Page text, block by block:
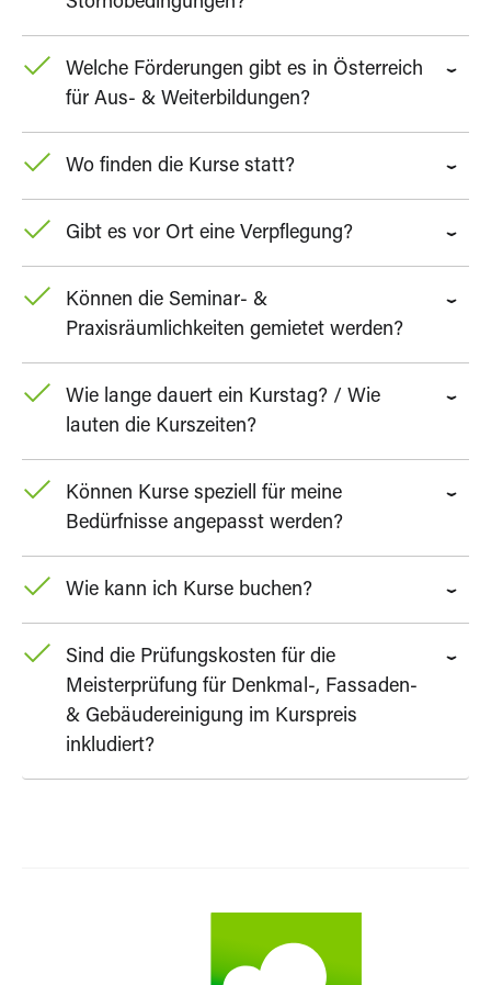
Welche Förderungen gibt es in Österreich
für Aus- & Weiterbildungen?
Wo finden die Kurse statt?
Gibt es vor Ort eine Verpflegung?
Können die Seminar- &
Praxisräumlichkeiten gemietet werden?
Wie lange dauert ein Kurstag? / Wie
lauten die Kurszeiten?
Können Kurse speziell für meine
Bedürfnisse angepasst werden?
Wie kann ich Kurse buchen?
Sind die Prüfungskosten für die
Meisterprüfung für Denkmal-, Fassaden-
& Gebäudereinigung im Kurspreis
inkludiert?